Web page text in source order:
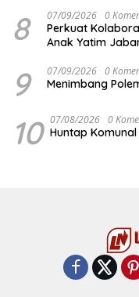
8 07/09/2026 0
Perkuat
Anak Yatim
9 07/09/2026 0
Menimbang
10 07/08/2026 0
Huntap